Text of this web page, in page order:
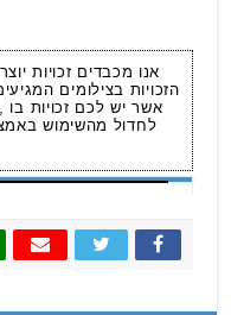
אנו מכבדים זכויות
הזכויות בצילומים
אשר יש לכם זכויות
לחדול מהשימוש